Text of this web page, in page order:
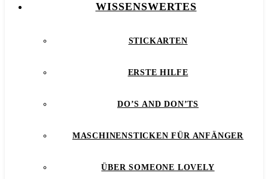
WISSENSWERTES
STICKARTEN
ERSTE HILFE
DO’S AND DON’TS
MASCHINENSTICKEN FÜR ANFÄNGER
ÜBER SOMEONE LOVELY